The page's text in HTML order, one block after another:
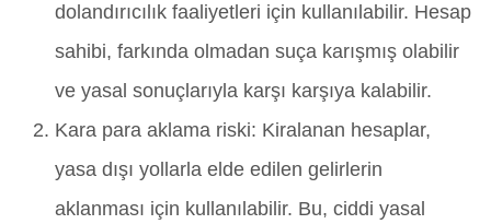
dolandırıcılık faaliyetleri için kullanılabilir. Hesap
sahibi, farkında olmadan suça karışmış olabilir
ve yasal sonuçlarıyla karşı karşıya kalabilir.
Kara para aklama riski: Kiralanan hesaplar,
yasa dışı yollarla elde edilen gelirlerin
aklanması için kullanılabilir. Bu, ciddi yasal